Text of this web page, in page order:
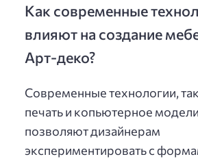
Как современные
влияют на создание
Арт-деко?
Современные технологии,
печать и копьютерное
позволяют дизайнерам
экспериментировать с